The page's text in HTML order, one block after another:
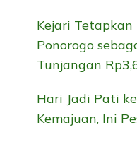
Kejari
Ponorogo
Tunjangan
Hari Jadi Pati
Kemajuan, Ini